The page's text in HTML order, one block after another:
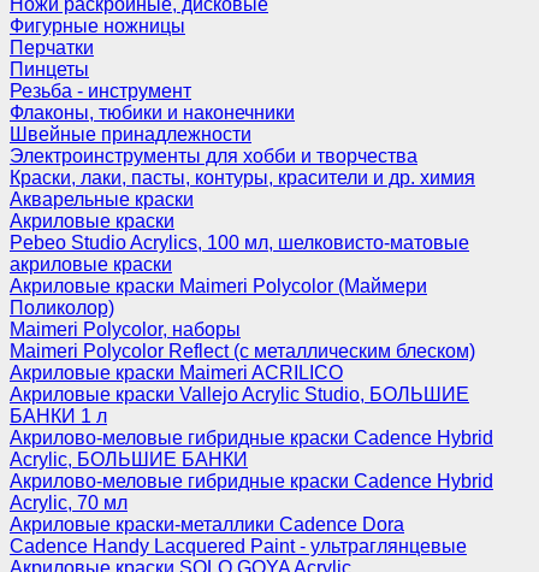
Ножи раскройные, дисковые
Фигурные ножницы
Перчатки
Пинцеты
Резьба - инструмент
Флаконы, тюбики и наконечники
Швейные принадлежности
Электроинструменты для хобби и творчества
Краски, лаки, пасты, контуры, красители и др. химия
Акварельные краски
Акриловые краски
Pebeo Studio Acrylics, 100 мл, шелковисто-матовые
акриловые краски
Акриловые краски Maimeri Polycolor (Маймери
Поликолор)
Maimeri Polycolor, наборы
Maimeri Polycolor Reflect (с металлическим блеском)
Акриловые краски Maimeri ACRILICO
Акриловые краски Vallejo Acrylic Studio, БОЛЬШИЕ
БАНКИ 1 л
Акрилово-меловые гибридные краски Cadence Hybrid
Acrylic, БОЛЬШИЕ БАНКИ
Акрилово-меловые гибридные краски Cadence Hybrid
Acrylic, 70 мл
Акриловые краски-металлики Cadence Dora
Cadence Handy Lacquered Paint - ультраглянцевые
Акриловые краски SOLO GOYA Acrylic